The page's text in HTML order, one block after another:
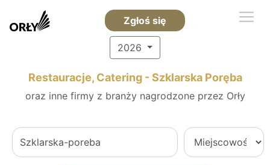
Zgłoś się
2026
Restauracje, Catering - Szklarska Poręba
oraz inne firmy z branży nagrodzone przez Orły